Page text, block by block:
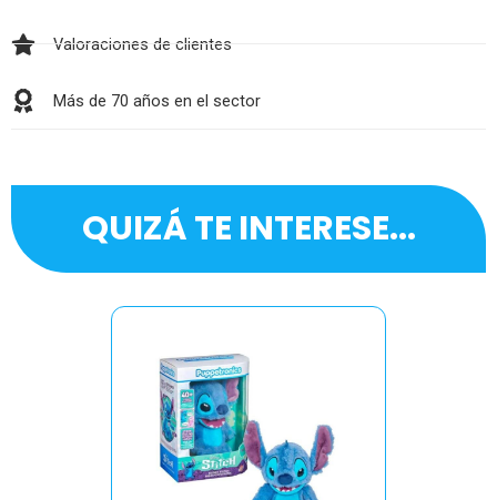
Valoraciones de clientes
Más de 70 años en el sector
QUIZÁ TE INTERESE...